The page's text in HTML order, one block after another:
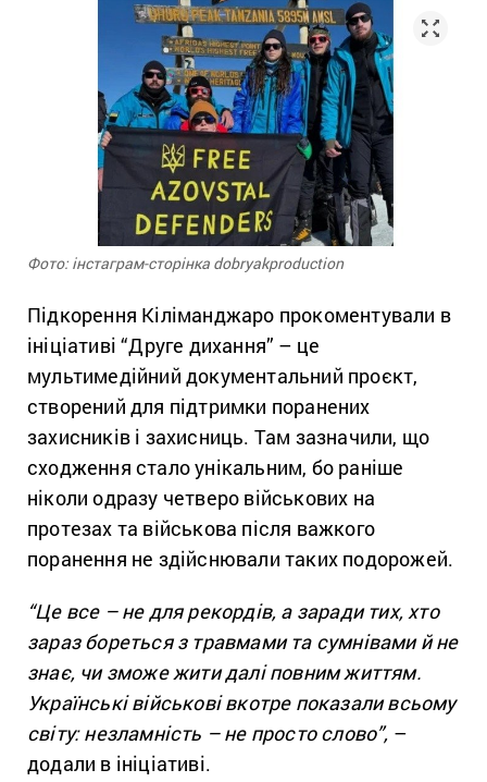
Фото: інстаграм-сторінка dobryakproduction
Підкорення Кіліманджаро прокоментували в
ініціативі “Друге дихання” – це
мультимедійний документальний проєкт,
створений для підтримки поранених
захисників і захисниць. Там зазначили, що
сходження стало унікальним, бо раніше
ніколи одразу четверо військових на
протезах та військова після важкого
поранення не здійснювали таких подорожей.
“Це все – не для рекордів, а заради тих, хто
зараз бореться з травмами та сумнівами й не
знає, чи зможе жити далі повним життям.
Українські військові вкотре показали всьому
світу: незламність – не просто слово”, –
додали в ініціативі.